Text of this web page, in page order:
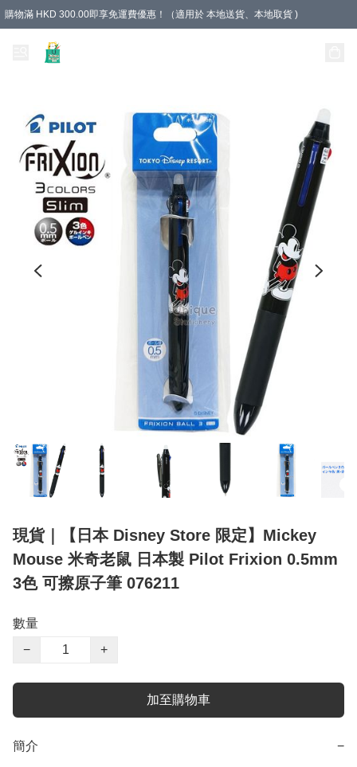
購物滿 HKD 300.00即享免運費優惠！（適用於 本地送貨、本地取貨 )
現貨｜【日本 Disney Store 限定】Mickey
Mouse 米奇老鼠 日本製 Pilot Frixion 0.5mm
3色 可擦原子筆 076211
數量
−
+
加至購物車
簡介 −